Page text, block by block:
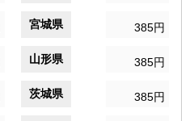
宮城県 385円
山形県 385円
茨城県 385円